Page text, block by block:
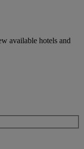
available hotels and